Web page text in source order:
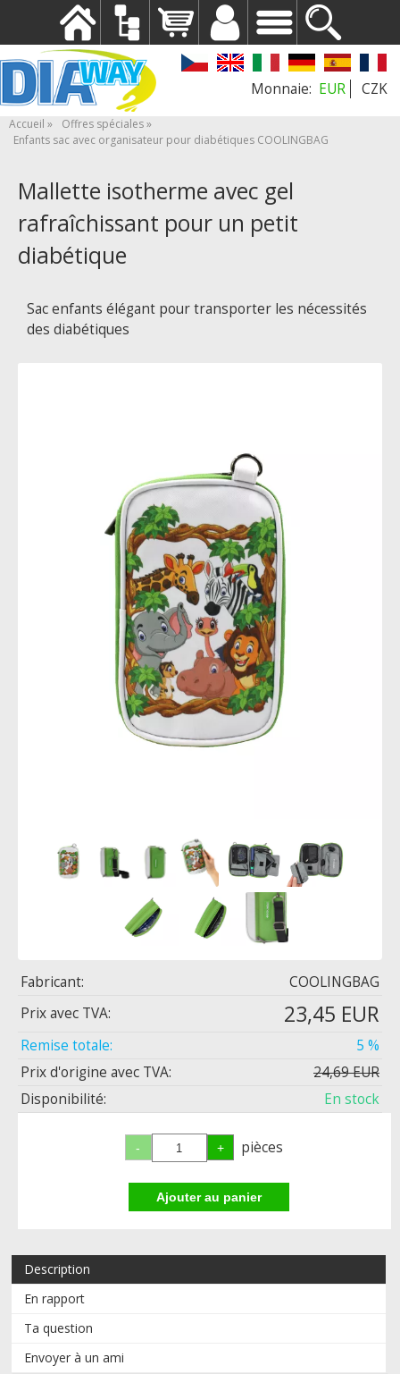
EUR CZK
Accueil
Offres spéciales
Enfants sac avec organisateur pour diabétiques COOLINGBAG
Mallette isotherme avec gel
rafraîchissant pour un petit
diabétique
Sac enfants élégant pour transporter les nécessités
des diabétiques
Fabricant:
COOLINGBAG
Prix ​​avec TVA:
23,45 EUR
Remise totale:
5 %
Prix d'origine avec TVA:
24,69 EUR
Disponibilité:
En stock
pièces
Description
En rapport
Ta question
Envoyer à un ami